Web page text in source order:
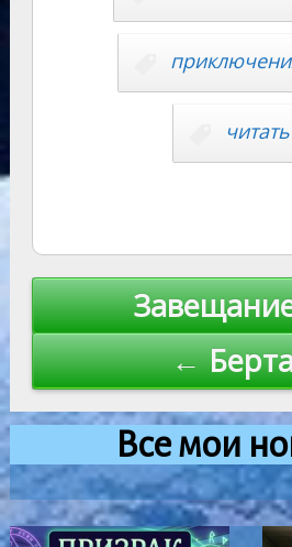
Навигация
по
записям
←
Все мои